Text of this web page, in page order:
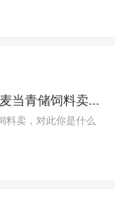
当青储饲料卖...
料卖，对此你是什么